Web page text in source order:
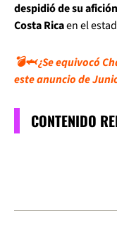
despidió de su
Costa Ricaen el
💣🦈 ¿Se equivocó
este anuncio de
CONTENIDO